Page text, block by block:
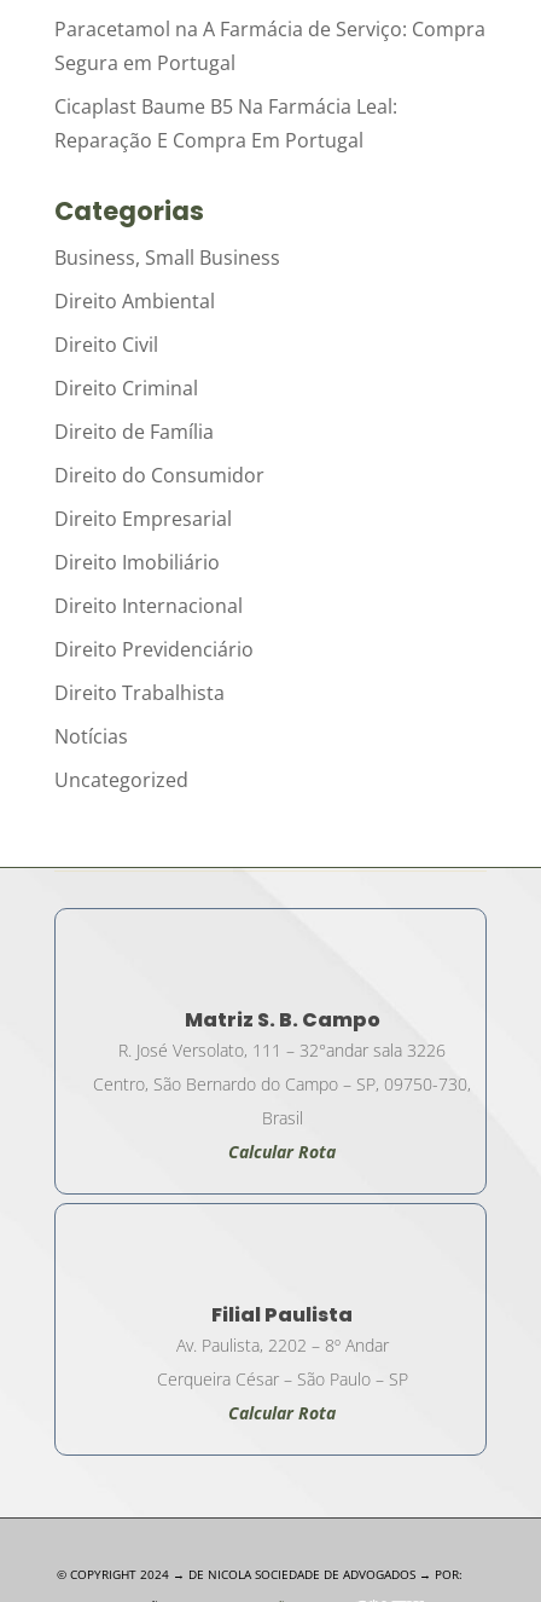
Paracetamol na A Farmácia de Serviço: Compra
Segura em Portugal
Cicaplast Baume B5 Na Farmácia Leal:
Reparação E Compra Em Portugal
Categorias
Business, Small Business
Direito Ambiental
Direito Civil
Direito Criminal
Direito de Família
Direito do Consumidor
Direito Empresarial
Direito Imobiliário
Direito Internacional
Direito Previdenciário
Direito Trabalhista
Notícias
Uncategorized
Matriz S. B. Campo
R. José Versolato, 111 – 32°andar sala 3226
Centro, São Bernardo do Campo – SP, 09750-730,
Brasil
Calcular Rota
Filial Paulista
Av. Paulista, 2202 – 8º Andar
Cerqueira César – São Paulo – SP
Calcular Rota
© COPYRIGHT 2024 → DE NICOLA SOCIEDADE DE ADVOGADOS → POR: